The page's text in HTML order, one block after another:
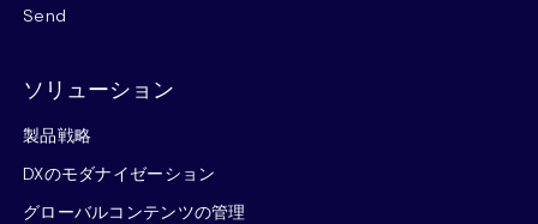
Send
ソリューション
製品戦略
DXのモダナイゼーション
グローバルコンテンツの管理